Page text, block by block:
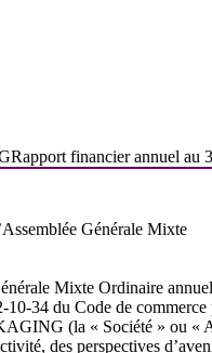
Rapport financier annuel au
Générale Mixte
Mixte Ordinaire
34 du Code de
(la « Société » ou «
des perspectives